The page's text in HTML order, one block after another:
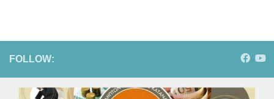
FOLLOW: